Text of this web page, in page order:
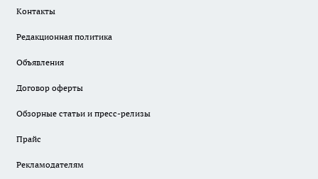
Контакты
Редакционная политика
Объявления
Договор оферты
Обзорные статьи и пресс-релизы
Прайс
Рекламодателям